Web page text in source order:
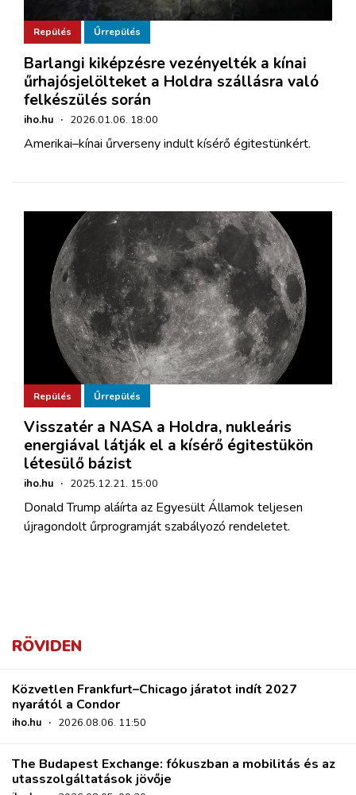
Repülés Űrrepülés
Barlangi kiképzésre vezényelték a kínai
űrhajósjelölteket a Holdra szállásra való
felkészülés során
iho.hu · 2026.01.06. 18:00
Amerikai–kínai űrverseny indult kísérő égitestünkért.
Repülés Űrrepülés
Visszatér a NASA a Holdra, nukleáris
energiával látják el a kísérő égitestükön
létesülő bázist
iho.hu · 2025.12.21. 15:00
Donald Trump aláírta az Egyesült Államok teljesen
újragondolt űrprogramját szabályozó rendeletet.
RÖVIDEN
Közvetlen Frankfurt–Chicago járatot indít 2027
nyarától a Condor
iho.hu · 2026.08.06. 11:50
The Budapest Exchange: fókuszban a mobilitás és az
utasszolgáltatások jövője